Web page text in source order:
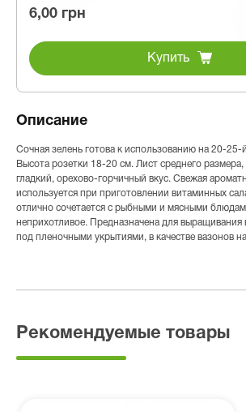
6,00 грн
Купить
Описание
Сочная зелень готова к использованию на 20-25-
Высота розетки 18-20 см. Лист среднего
гладкий, орехово-горчичный вкус. Свежая
используется при приготовлении витаминных
отлично сочетается с рыбными и мясными
неприхотливое. Предназначена для выращивания
под пленочными укрытиями, в качестве вазонов
Рекомендуемые товары